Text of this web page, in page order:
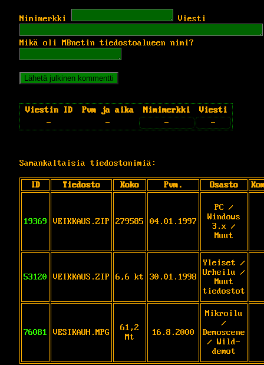
Nimimerkki Viesti
Mikä oli MBnetin tiedostoalueen nimi?
Viestin ID Pvm ja aika Nimimerkki
Viesti
-
- - -
Samankaltaisia tiedostonimiä:
ID Tiedosto Koko Pvm. Osasto
19369 VEIKKAUS.ZIP 279585 04.01.1997
PC /
Windows
3.x /
Muut
53120 VEIKKAUS.ZIP 6,6 kt 30.01.1998
Yleiset /
Urheilu /
Muut
tiedostot
76081 VESIKAUH.MPG
61,2
Mt
16.8.2000
Mikroilu
/
Demoscene
/ Wild-
demot